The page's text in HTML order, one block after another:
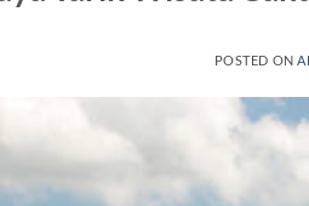
POSTED ON